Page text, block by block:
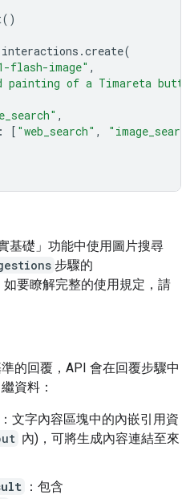
()
interactions .create(
flash-image" ,
painting of a Timareta
,
: [ "web_search" ,
基礎」功能中使用圖片搜尋
步驟的
如要瞭解完整的使用規定，請
的回覆，API 會在回覆步驟中
資料：
：文字內容區塊中的內嵌引用資
內)，可將生成內容連結至來
：包含